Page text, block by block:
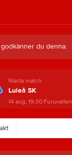
du denna.
Nästa match
Luleå SK
14 aug, 19:30 Furuvallen